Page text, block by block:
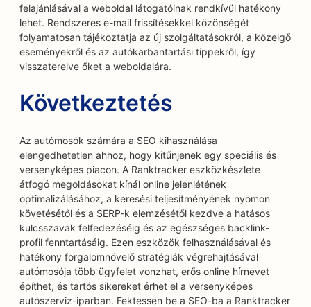
felajánlásával a weboldal látogatóinak rendkívül hatékony
lehet. Rendszeres e-mail frissítésekkel közönségét
folyamatosan tájékoztatja az új szolgáltatásokról, a közelgő
eseményekről és az autókarbantartási tippekről, így
visszaterelve őket a weboldalára.
Következtetés
Az autómosók számára a SEO kihasználása
elengedhetetlen ahhoz, hogy kitűnjenek egy speciális és
versenyképes piacon. A Ranktracker eszközkészlete
átfogó megoldásokat kínál online jelenlétének
optimalizálásához, a keresési teljesítményének nyomon
követésétől és a SERP-k elemzésétől kezdve a hatásos
kulcsszavak felfedezéséig és az egészséges backlink-
profil fenntartásáig. Ezen eszközök felhasználásával és
hatékony forgalomnövelő stratégiák végrehajtásával
autómosója több ügyfelet vonzhat, erős online hírnevet
építhet, és tartós sikereket érhet el a versenyképes
autószerviz-iparban. Fektessen be a SEO-ba a Ranktracker